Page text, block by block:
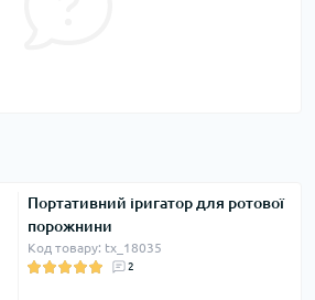
Портативний іригатор для ротової
порожнини
Код товару: tx_18035
2